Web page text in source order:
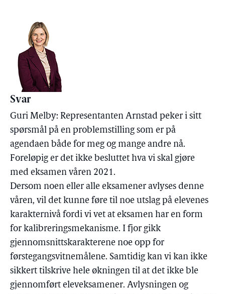
Svar
Guri Melby: Representanten Arnstad peker i sitt
spørsmål på en problemstilling som er på
agendaen både for meg og mange andre nå.
Foreløpig er det ikke besluttet hva vi skal gjøre
med eksamen våren 2021.
Dersom noen eller alle eksamener avlyses denne
våren, vil det kunne føre til noe utslag på elevenes
karakternivå fordi vi vet at eksamen har en form
for kalibreringsmekanisme. I fjor gikk
gjennomsnittskarakterene noe opp for
førstegangsvitnemålene. Samtidig kan vi kan ikke
sikkert tilskrive hele økningen til at det ikke ble
gjennomført eleveksamener. Avlysningen og